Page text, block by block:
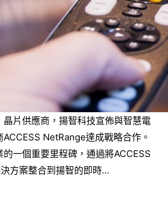
片供應商，揚智科技宣佈與智慧電
NetRange達成戰略合作。
一個重要里程碑，通過將ACCESS
方案整合到揚智的即時...